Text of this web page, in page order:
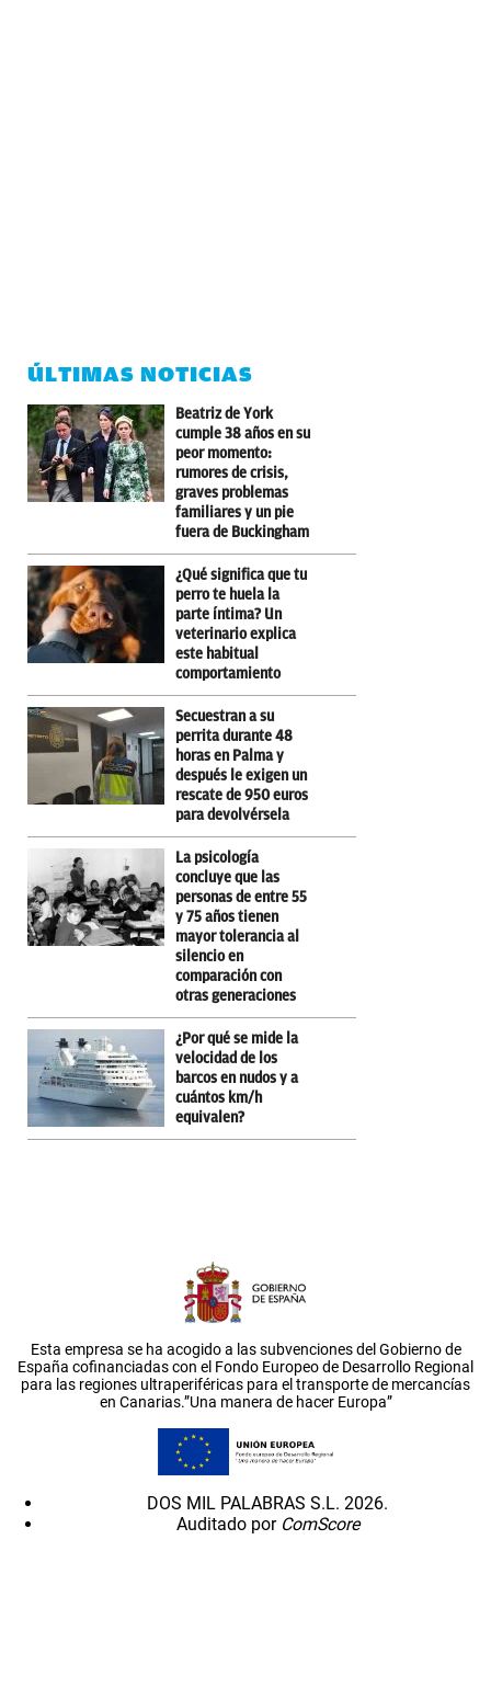
ÚLTIMAS NOTICIAS
Beatriz de York
cumple 38 años en su
peor momento:
rumores de crisis,
graves problemas
familiares y un pie
fuera de Buckingham
¿Qué significa que tu
perro te huela la
parte íntima? Un
veterinario explica
este habitual
comportamiento
Secuestran a su
perrita durante 48
horas en Palma y
después le exigen un
rescate de 950 euros
para devolvérsela
La psicología
concluye que las
personas de entre 55
y 75 años tienen
mayor tolerancia al
silencio en
comparación con
otras generaciones
¿Por qué se mide la
velocidad de los
barcos en nudos y a
cuántos km/h
equivalen?
Esta empresa se ha acogido a las subvenciones del Gobierno de
España cofinanciadas con el Fondo Europeo de Desarrollo Regional
para las regiones ultraperiféricas para el transporte de mercancías
en Canarias.”Una manera de hacer Europa”
DOS MIL PALABRAS S.L. 2026.
Auditado por ComScore